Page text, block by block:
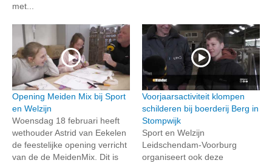
met...
Opening Meiden Mix bij Sport
en Welzijn
Woensdag 18 februari heeft
wethouder Astrid van Eekelen
de feestelijke opening verricht
van de de MeidenMix. Dit is
Voorjaarsactiviteit klompen
schilderen bij boerderij Berg in
Stompwijk
Sport en Welzijn
Leidschendam-Voorburg
organiseert ook deze